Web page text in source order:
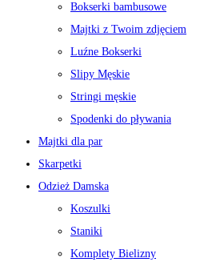
Bokserki bambusowe
Majtki z Twoim zdjęciem
Luźne Bokserki
Slipy Męskie
Stringi męskie
Spodenki do pływania
Majtki dla par
Skarpetki
Odzież Damska
Koszulki
Staniki
Komplety Bielizny